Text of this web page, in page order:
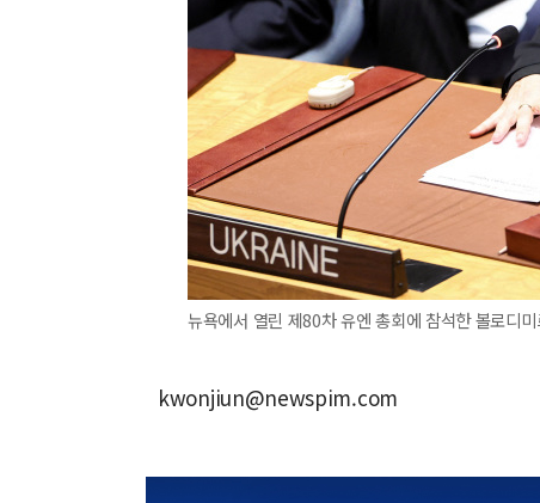
뉴욕에서 열린 제80차 유엔 총회에 참석한 볼로디
kwonjiun@newspim.com